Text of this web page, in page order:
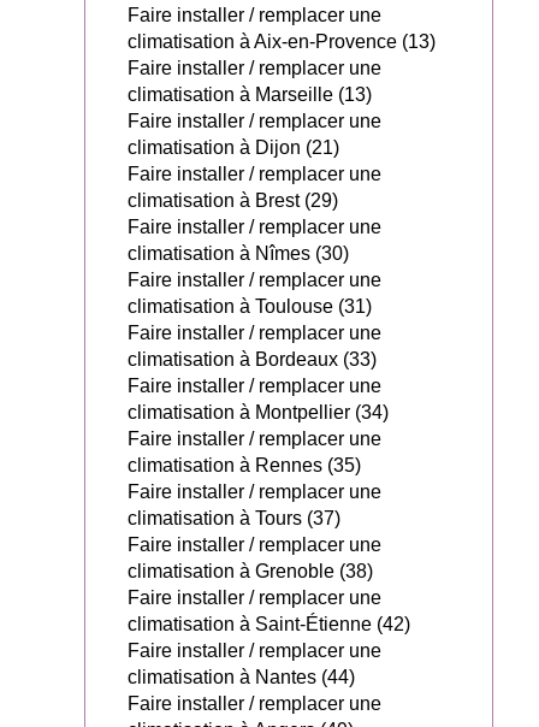
Faire installer / remplacer une
climatisation à Aix-en-Provence (13)
Faire installer / remplacer une
climatisation à Marseille (13)
Faire installer / remplacer une
climatisation à Dijon (21)
Faire installer / remplacer une
climatisation à Brest (29)
Faire installer / remplacer une
climatisation à Nîmes (30)
Faire installer / remplacer une
climatisation à Toulouse (31)
Faire installer / remplacer une
climatisation à Bordeaux (33)
Faire installer / remplacer une
climatisation à Montpellier (34)
Faire installer / remplacer une
climatisation à Rennes (35)
Faire installer / remplacer une
climatisation à Tours (37)
Faire installer / remplacer une
climatisation à Grenoble (38)
Faire installer / remplacer une
climatisation à Saint-Étienne (42)
Faire installer / remplacer une
climatisation à Nantes (44)
Faire installer / remplacer une